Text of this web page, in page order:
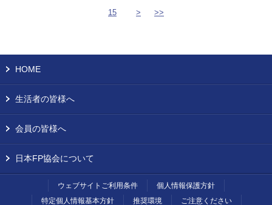
15
> >>
HOME
生活者の皆様へ
会員の皆様へ
日本FP協会について
ウェブサイトご利用条件
個人情報保護方針
特定個人情報基本方針
推奨環境 ご注意ください